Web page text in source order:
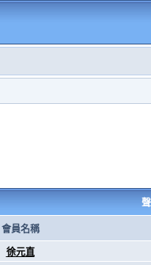
會員名稱
徐元直